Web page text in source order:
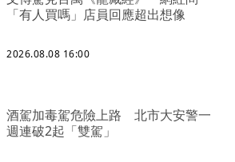
「有人買嗎」店員回應超出想像
2026.08.08 16:00
酒駕加毒駕危險上路 北市大安警一
週連破2起「雙駕」